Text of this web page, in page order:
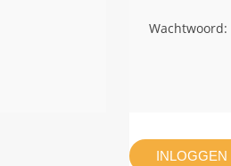
Wachtwoord:
INLOGGEN